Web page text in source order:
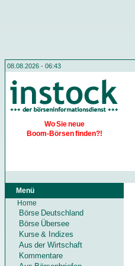
08.08.2026 - 06:43
Wo Sie neue
Boom-Börsen finden?!
Menü
Home
Börse Deutschland
Börse Übersee
Kurse & Indizes
Aus der Wirtschaft
Kommentare